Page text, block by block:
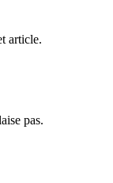
article.
pas.